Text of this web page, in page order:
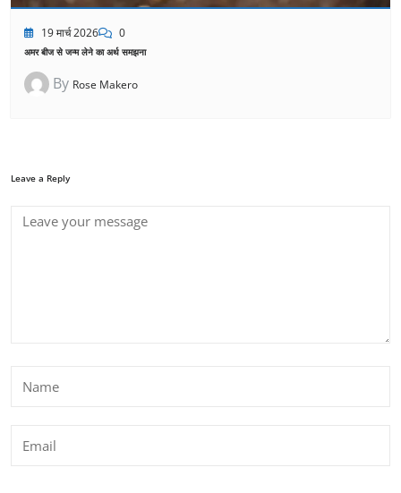
19 मार्च 2026 0
अमर बीज से जन्म लेने का अर्थ समझना
By Rose Makero
Leave a Reply